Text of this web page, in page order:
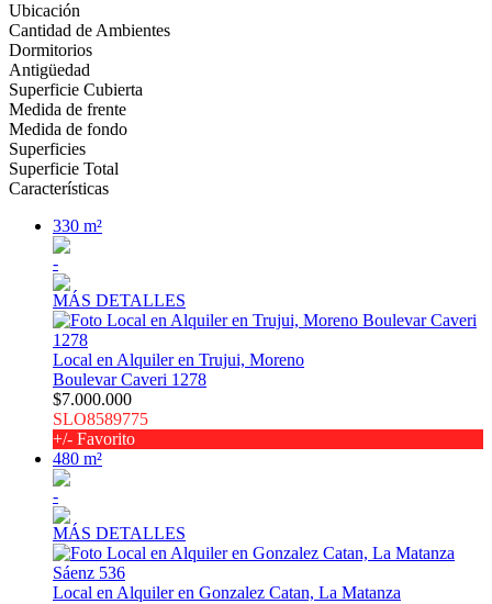
Ubicación
Cantidad de Ambientes
Dormitorios
Antigüedad
Superficie Cubierta
Medida de frente
Medida de fondo
Superficies
Superficie Total
Características
330 m²
-
MÁS DETALLES
Local en Alquiler en Trujui, Moreno
Boulevar Caveri 1278
$7.000.000
SLO8589775
+/- Favorito
480 m²
-
MÁS DETALLES
Local en Alquiler en Gonzalez Catan, La Matanza